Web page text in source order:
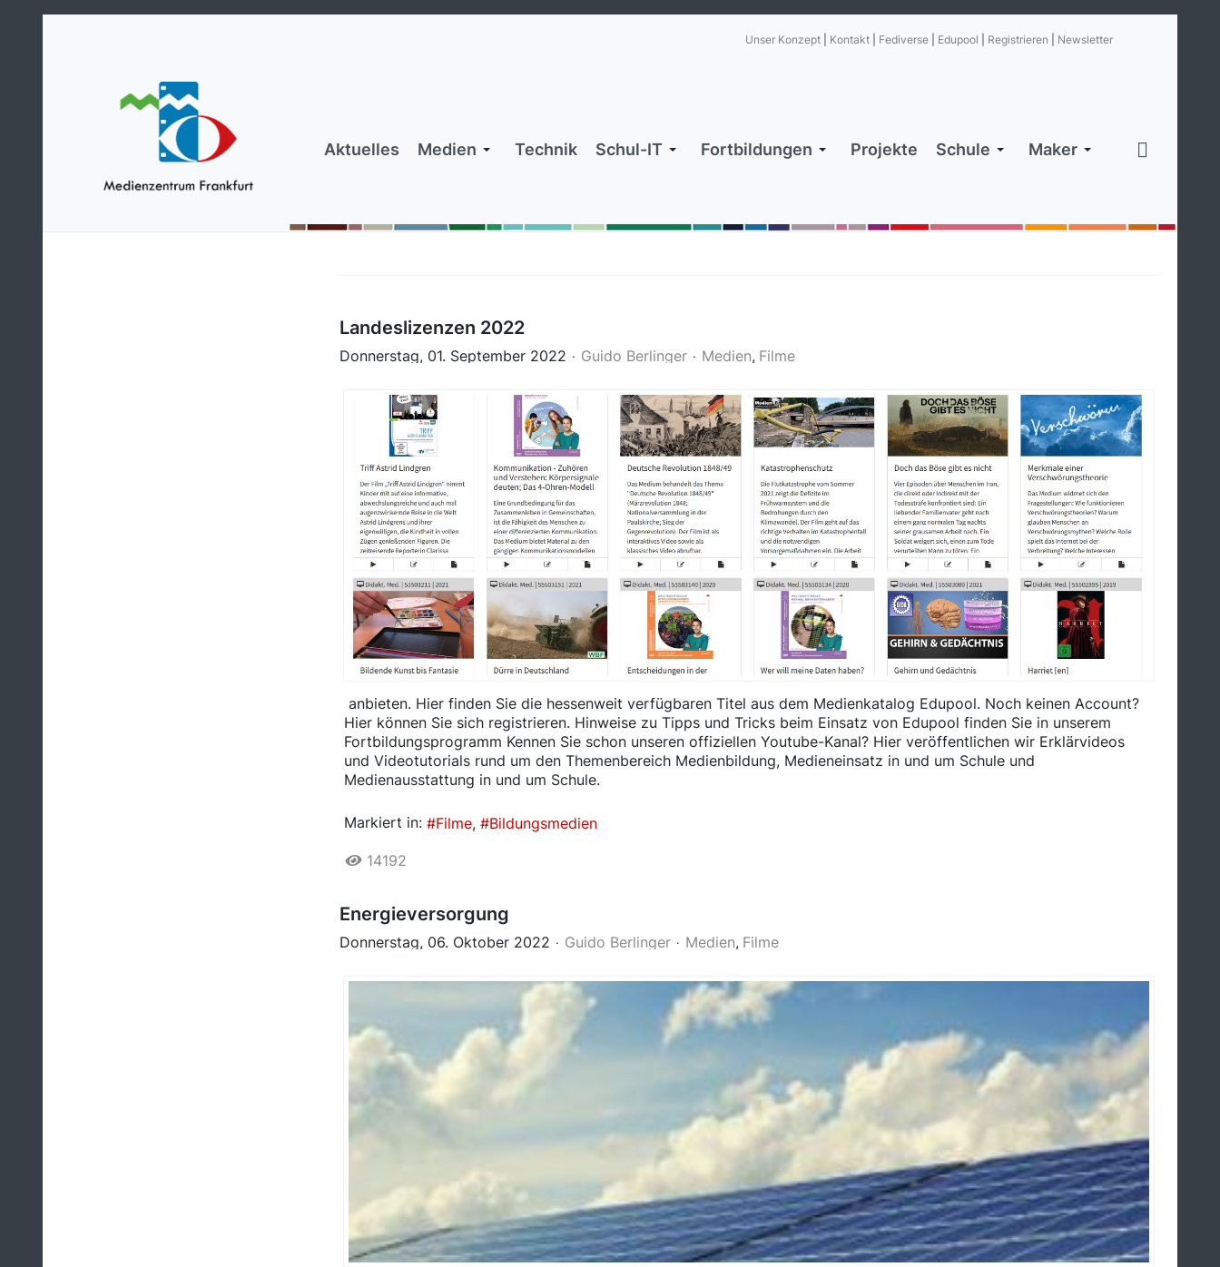
Unser Konzept Kontakt Fediverse Edupool Registrieren Newsletter
Aktuelles Medien Technik Schul-IT Fortbildungen Projekte Schule Maker
Landeslizenzen 2022
Donnerstag, 01. September 2022 Guido Berlinger Medien Filme
anbieten. Hier finden Sie die hessenweit verfügbaren Titel aus dem Medienkatalog Edupool. Noch keinen Account?
Hier können Sie sich registrieren. Hinweise zu Tipps und Tricks beim Einsatz von Edupool finden Sie in unserem
Fortbildungsprogramm Kennen Sie schon unseren offiziellen Youtube-Kanal? Hier veröffentlichen wir Erklärvideos
und Videotutorials rund um den Themenbereich Medienbildung, Medieneinsatz in und um Schule und
Medienausstattung in und um Schule.
Markiert in: Filme Bildungsmedien
14192
Energieversorgung
Donnerstag, 06. Oktober 2022 Guido Berlinger Medien Filme